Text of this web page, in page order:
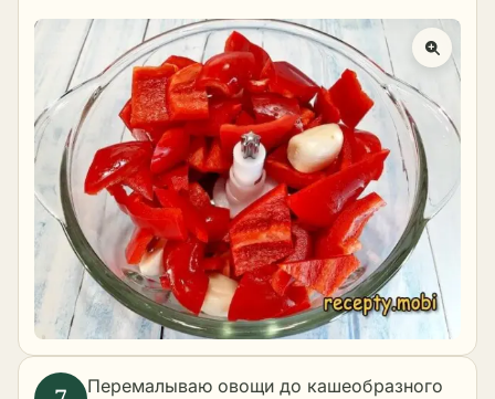
Перемалываю овощи до кашеобразного